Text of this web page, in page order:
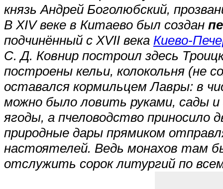
князь Андрей Боголюбский,
В XIV веке в Китаево был создан
подчинённый с XVII века Киево-
С. Д. Ковнир построил здесь
построены кельи, колокольня (не
оставался кормильцем Лавры: в
можно было ловить руками, сады
ягоды, а пчеловодство приносило
природные дары прямиком
настоятелей. Ведь монахов там
отслужить сорок литургий по